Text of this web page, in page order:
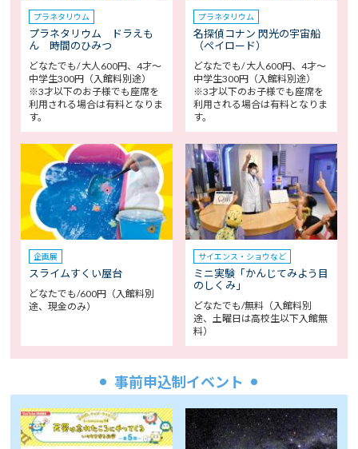
プラネタリウム
プラネタリウム ドラえも
ん 時間のひみつ
どなたでも/ 大人600円、4才～
中学生300円（入館料別途）
※3才以下のお子様でも座席を
利用される場合は有料となりま
す。
プラネタリウム
名探偵コナン 閃光の宇宙船
（ペイロード）
どなたでも/ 大人600円、4才～
中学生300円（入館料別途）
※3才以下のお子様でも座席を
利用される場合は有料となりま
す。
企画展
スライムすくい屋台
どなたでも/600円（入館料別
途、現金のみ）
サイエンス・ショウなど
ミニ実験「かんじてみよう目
のしくみ」
どなたでも/無料（入館料別
途、土曜日は高校生以下入館無
料）
事前申込制イベント